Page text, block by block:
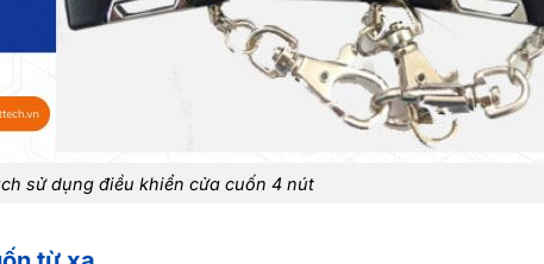
sử dụng điều khiển cửa cuốn 4 nút